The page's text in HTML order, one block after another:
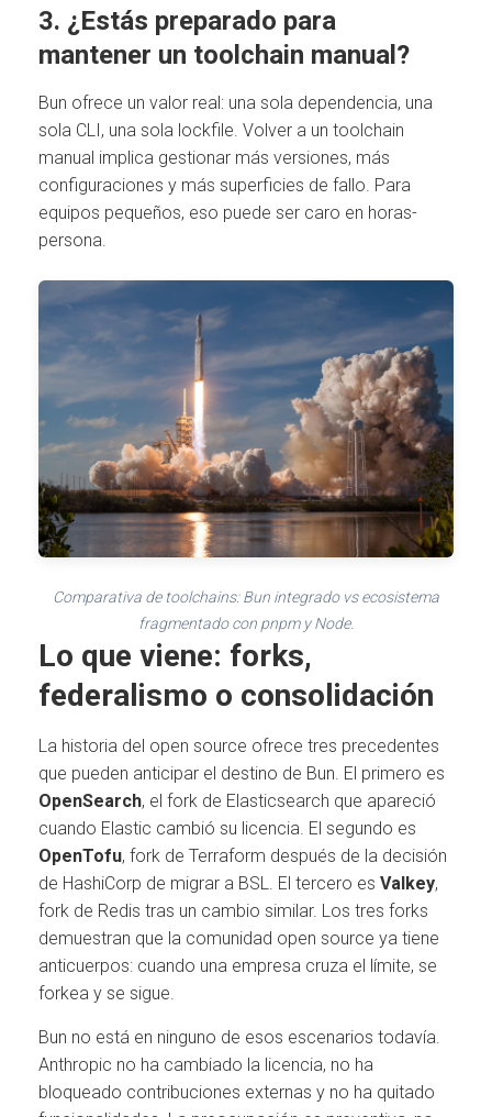
3. ¿Estás preparado para
mantener un toolchain manual?
Bun ofrece un valor real: una sola dependencia, una
sola CLI, una sola lockfile. Volver a un toolchain
manual implica gestionar más versiones, más
configuraciones y más superficies de fallo. Para
equipos pequeños, eso puede ser caro en horas-
persona.
Comparativa de toolchains: Bun integrado vs ecosistema
fragmentado con pnpm y Node.
Lo que viene: forks,
federalismo o consolidación
La historia del open source ofrece tres precedentes
que pueden anticipar el destino de Bun. El primero es
OpenSearch, el fork de Elasticsearch que apareció
cuando Elastic cambió su licencia. El segundo es
OpenTofu, fork de Terraform después de la decisión
de HashiCorp de migrar a BSL. El tercero es Valkey,
fork de Redis tras un cambio similar. Los tres forks
demuestran que la comunidad open source ya tiene
anticuerpos: cuando una empresa cruza el límite, se
forkea y se sigue.
Bun no está en ninguno de esos escenarios todavía.
Anthropic no ha cambiado la licencia, no ha
bloqueado contribuciones externas y no ha quitado